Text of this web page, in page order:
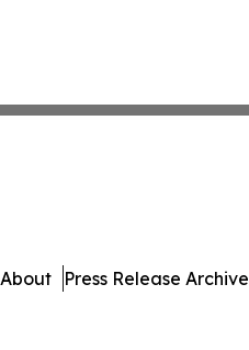
About Press Release Archive